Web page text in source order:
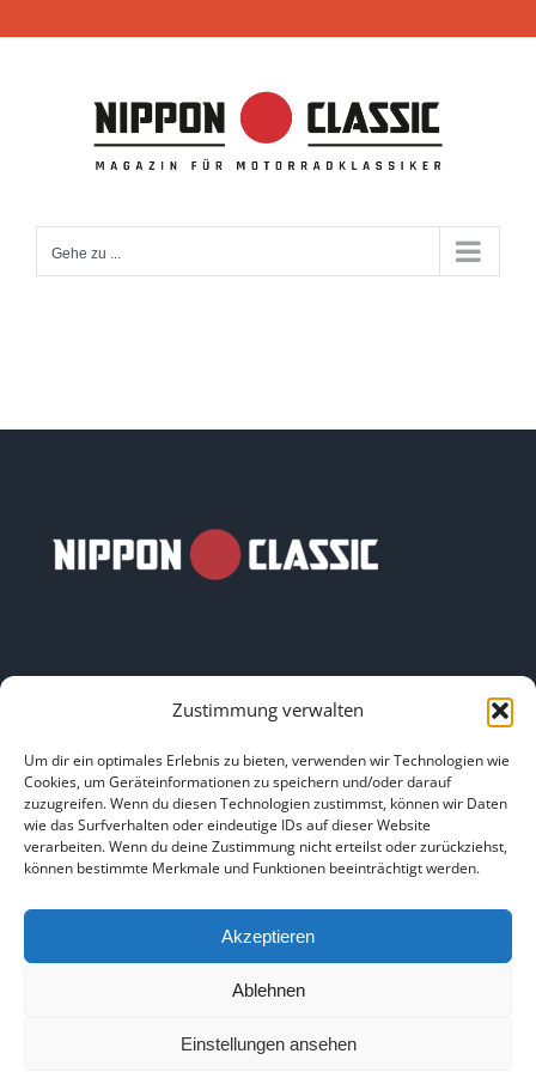
Zustimmung verwalten
Um dir ein optimales Erlebnis zu bieten, verwenden wir Technologien wie
Cookies, um Geräteinformationen zu speichern und/oder darauf
zuzugreifen. Wenn du diesen Technologien zustimmst, können wir Daten
wie das Surfverhalten oder eindeutige IDs auf dieser Website
verarbeiten. Wenn du deine Zustimmung nicht erteilst oder zurückziehst,
können bestimmte Merkmale und Funktionen beeinträchtigt werden.
Akzeptieren
Ablehnen
Einstellungen ansehen
Inhalt
Gehe zu ...
HOME|ÜBER UNS|IMPRESSUM |DATENSCHUTZ
BILDNACHWEISE
Copyright 2025